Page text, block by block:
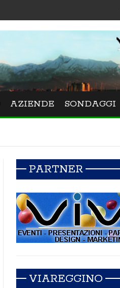
Festival
AZIENDE SONDAGGI
PARTNER
VIAREGGINO